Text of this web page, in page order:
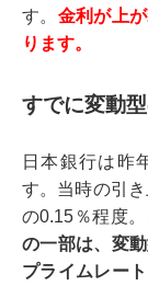
す。 金利が上
ります。
すでに変動
日本銀行は昨
す。当時の引
の0.15％程度。
の一部は、変
プライムレー